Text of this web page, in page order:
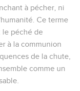
à pécher, ni
Ce terme
le péché de
à la communion
de la chute,
comme un